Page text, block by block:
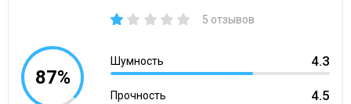
5 отзывов
87%
Шумность 4.3
Прочность 4.5